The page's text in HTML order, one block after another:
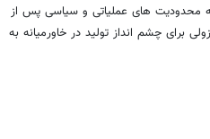
های عملیاتی و سیاسی پس از
برای چشم انداز تولید در خاورمیانه به